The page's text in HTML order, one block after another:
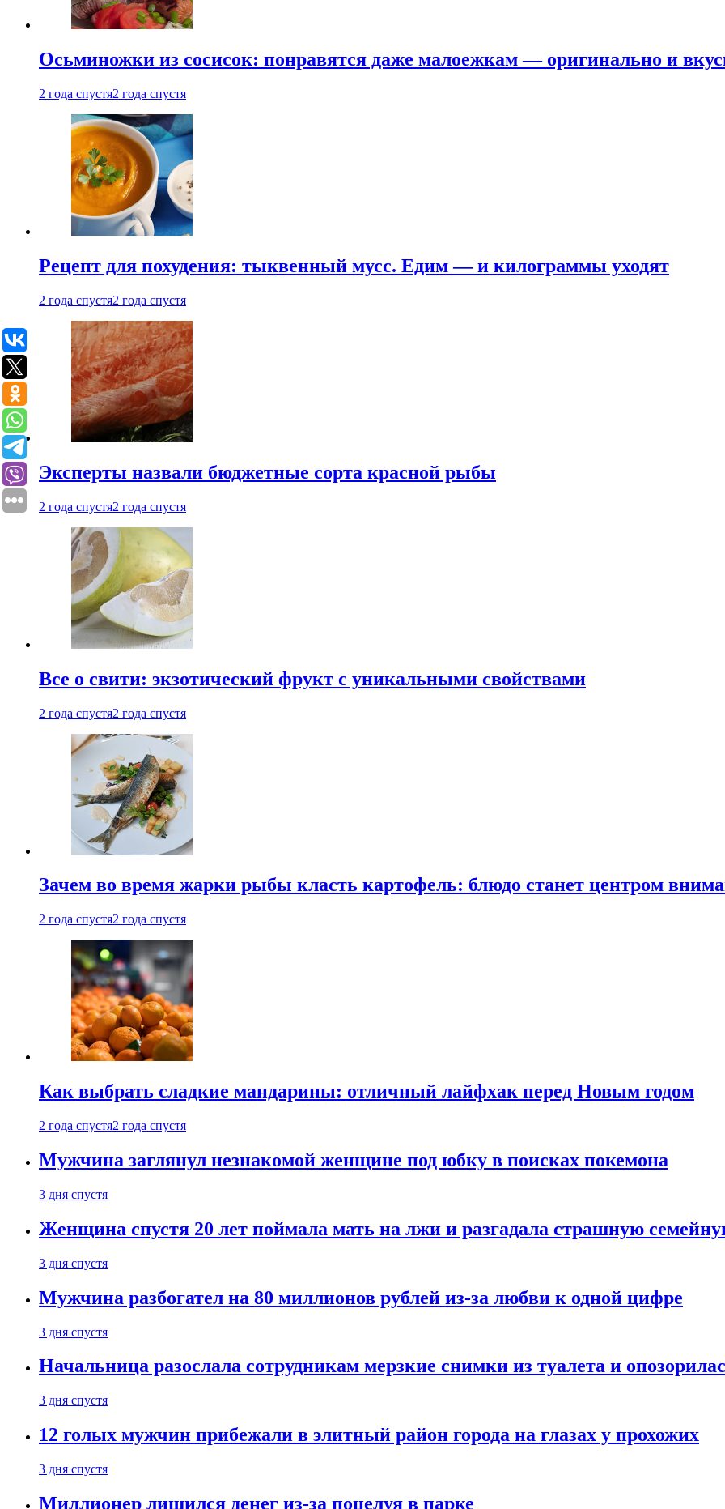
Осьминожки из сосисок: понравятся даже малоежкам — оригинально и
2 года спустя2 года спустя
Рецепт для похудения: тыквенный мусс. Едим — и килограммы уходят
2 года спустя2 года спустя
Эксперты назвали бюджетные сорта красной рыбы
2 года спустя2 года спустя
Все о свити: экзотический фрукт с уникальными свойствами
2 года спустя2 года спустя
Зачем во время жарки рыбы класть картофель: блюдо станет центром
2 года спустя2 года спустя
Как выбрать сладкие мандарины: отличный лайфхак перед Новым годом
2 года спустя2 года спустя
Мужчина заглянул незнакомой женщине под юбку в поисках покемона
3 дня спустя
Женщина спустя 20 лет поймала мать на лжи и разгадала страшную
3 дня спустя
Мужчина разбогател на 80 миллионов рублей из-за любви к одной цифре
3 дня спустя
Начальница разослала сотрудникам мерзкие снимки из туалета и
3 дня спустя
12 голых мужчин прибежали в элитный район города на глазах у прохожих
3 дня спустя
Миллионер лишился денег из-за поцелуя в парке